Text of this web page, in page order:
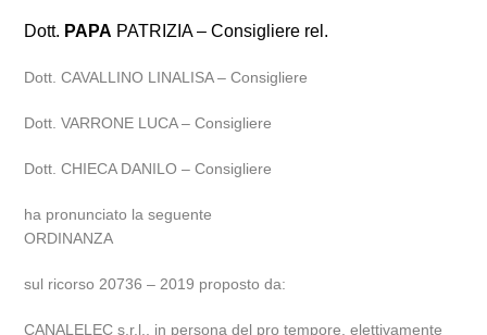
Dott. PAPA PATRIZIA – Consigliere rel.
Dott. CAVALLINO LINALISA – Consigliere
Dott. VARRONE LUCA – Consigliere
Dott. CHIECA DANILO – Consigliere
ha pronunciato la seguente
ORDINANZA
sul ricorso 20736 – 2019 proposto da:
CANALELEC s.r.l., in persona del pro tempore, elettivamente